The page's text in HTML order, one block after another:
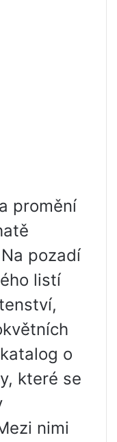
promění
pozadí
listí
o
které se
nimi